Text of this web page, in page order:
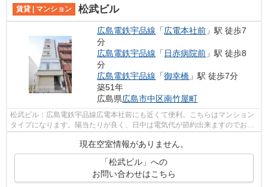
賃貸 | マンション 松武ビル
広島電鉄宇品線 「広電本社前 」駅 徒歩7
分
広島電鉄宇品線 「日赤病院前 」駅 徒歩8
分
広島電鉄宇品線 「御幸橋 」駅 徒歩7分
築51年
広島県広島市中区南竹屋町
松武ビル：広島電鉄宇品線広電本社前にも近くて便利。こちらはマンション
タイプになります。陽当たりが良く、日中は電気代が節約出来ますのでおす
すめです。初期費用はカードで決済い...
現在空室情報がありません。
「松武ビル」への
お問い合わせはこちら